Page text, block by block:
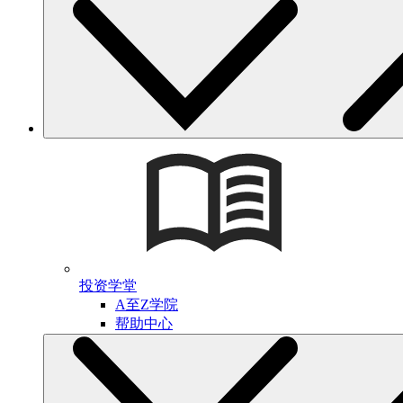
投资学堂
A至Z学院
帮助中心